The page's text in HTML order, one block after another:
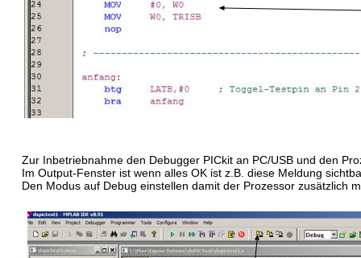
Zur Inbetriebnahme den Debugger PICkit an PC/USB und den
Im Output-Fenster ist wenn alles OK ist z.B. diese Meldung
Den Modus auf Debug einstellen damit der Prozessor zusätzlich